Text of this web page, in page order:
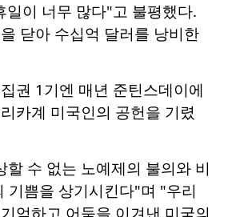
일이 너무 많다"고 불평했다.
닫아 수십억 달러를 낭비한
권 1기엔 매년 준틴스데이에
카계 미국인의 공헌을 기렸
수 없는 노예제의 불의와 비
기쁨을 상기시킨다"며 "우리
억하고 어둠을 이겨낸 미국의